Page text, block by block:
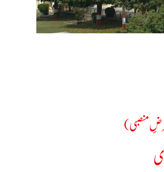
فرضِ منصبی)